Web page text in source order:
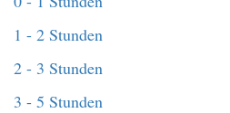
1 - 2 Stunden
2 - 3 Stunden
3 - 5 Stunden